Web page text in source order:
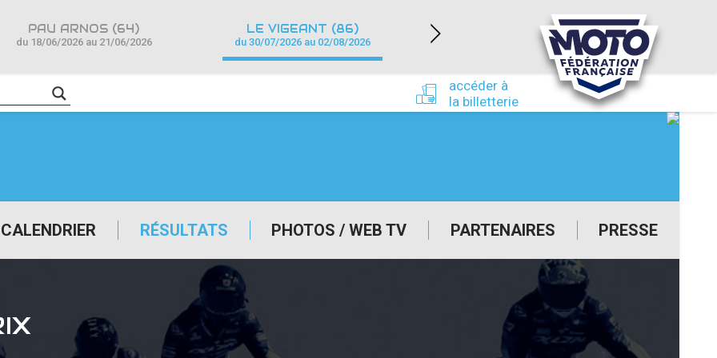
CALENDRIER RÉSULTATS PHOTOS / WEB TV PARTENAIRES PRESSE
accéder à
la billetterie
PAU ARNOS (64)
du 18/06/2026 au 21/06/2026
LE VIGEANT (86)
du 30/07/2026 au 02/08/2026
NEVERS MAGNY-COURS (58)
du 24/09/2026 au 27/09/2026